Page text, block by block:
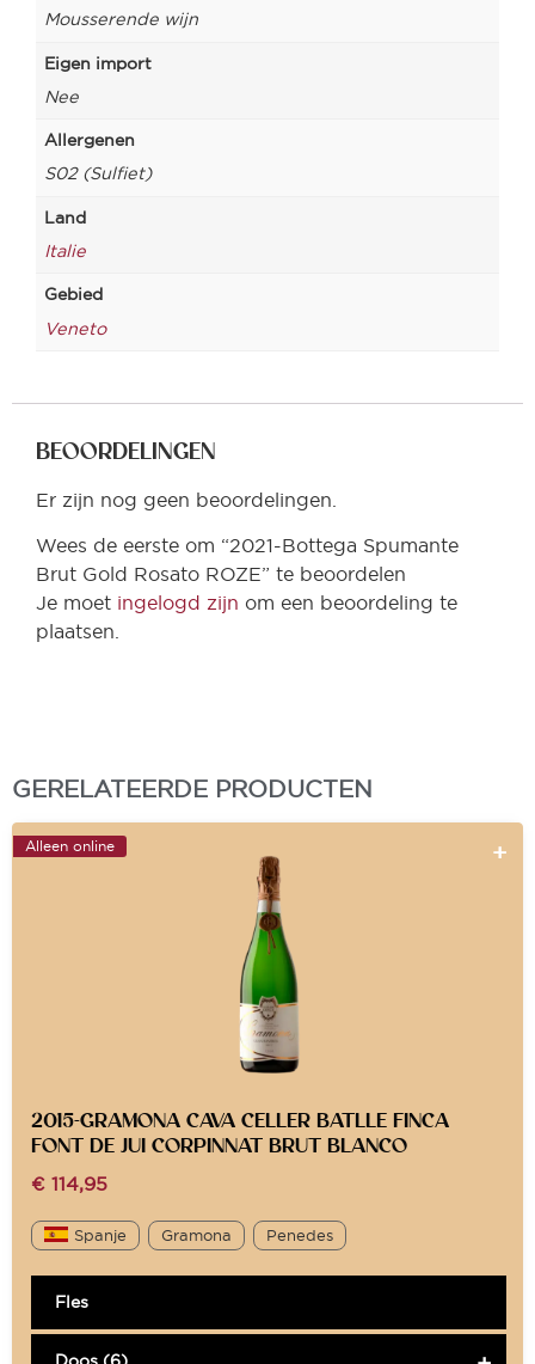
Mousserende wijn
Eigen import
Nee
Allergenen
S02 (Sulfiet)
Land
Italie
Gebied
Veneto
BEOORDELINGEN
Er zijn nog geen beoordelingen.
Wees de eerste om “2021-Bottega Spumante
Brut Gold Rosato ROZE” te beoordelen
Je moet ingelogd zijn om een beoordeling te
plaatsen.
GERELATEERDE PRODUCTEN
Alleen online
2015-GRAMONA CAVA CELLER BATLLE FINCA
FONT DE JUI CORPINNAT BRUT BLANCO
€ 114,95
Spanje Gramona Penedes
Fles